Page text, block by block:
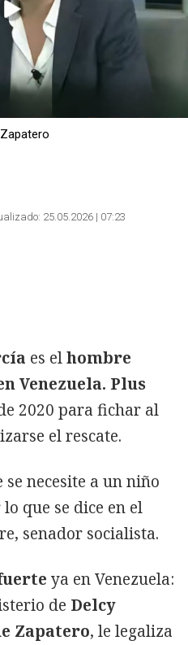
25.05.2026 | 07:23
es elhombre
Venezuela. Plus
2020 para fichar al
el rescate.
se necesite a un niño
que se dice en el
senador socialista.
ya en Venezuela:
de Delcy
Zapatero, le legaliza